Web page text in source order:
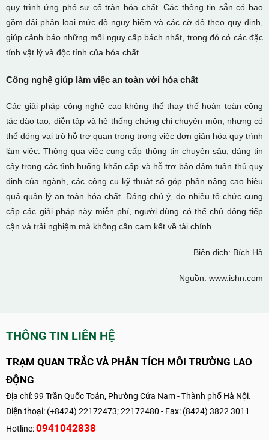
quy trình ứng phó sự cố tràn hóa chất. Các thông tin sẵn có bao
gồm dải phân loại mức độ nguy hiểm và các cờ đỏ theo quy định,
giúp cảnh báo những mối nguy cấp bách nhất, trong đó có các đặc
tính vật lý và độc tính của hóa chất.
Công nghệ giúp làm việc an toàn với hóa chất
Các giải pháp công nghệ cao không thể thay thế hoàn toàn công
tác đào tạo, diễn tập và hệ thống chứng chỉ chuyên môn, nhưng có
thể đóng vai trò hỗ trợ quan trọng trong việc đơn giản hóa quy trình
làm việc. Thông qua việc cung cấp thông tin chuyên sâu, đáng tin
cậy trong các tình huống khẩn cấp và hỗ trợ bảo đảm tuân thủ quy
định của ngành, các công cụ kỹ thuật số góp phần nâng cao hiệu
quả quản lý an toàn hóa chất. Đáng chú ý, do nhiều tổ chức cung
cấp các giải pháp này miễn phí, người dùng có thể chủ động tiếp
cận và trải nghiệm mà không cần cam kết về tài chính.
Biên dịch: Bích Hà
Nguồn: www.ishn.com
THÔNG TIN LIÊN HỆ
TRẠM QUAN TRẮC VÀ PHÂN TÍCH MÔI TRƯỜNG LAO
ĐỘNG
Địa chỉ: 99 Trần Quốc Toản, Phường Cửa Nam - Thành phố Hà Nội.
Điện thoại: (+8424) 22172473; 22172480 - Fax: (8424) 3822 3011
Hotline:0941042838